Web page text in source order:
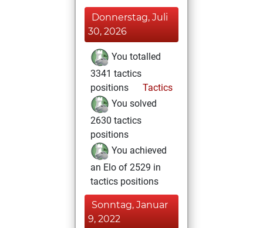
Donnerstag, Juli
30, 2026
You totalled
3341 tactics
positions
Tactics
You solved
2630 tactics
positions
You achieved
an Elo of 2529 in
tactics positions
Sonntag, Januar
9, 2022